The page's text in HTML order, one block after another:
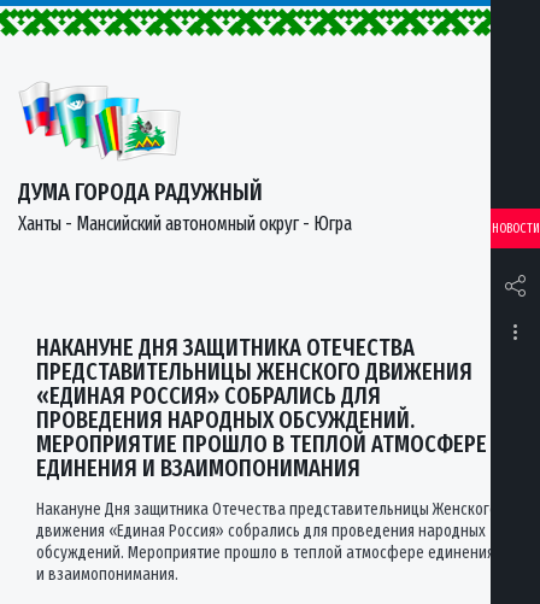
ДУМА ГОРОДА РАДУЖНЫЙ
Ханты - Мансийский автономный округ - Югра НОВОСТИ
НАКАНУНЕ ДНЯ ЗАЩИТНИКА ОТЕЧЕСТВА
ПРЕДСТАВИТЕЛЬНИЦЫ ЖЕНСКОГО ДВИЖЕНИЯ
«ЕДИНАЯ РОССИЯ» СОБРАЛИСЬ ДЛЯ
ПРОВЕДЕНИЯ НАРОДНЫХ ОБСУЖДЕНИЙ.
МЕРОПРИЯТИЕ ПРОШЛО В ТЕПЛОЙ АТМОСФЕРЕ
ЕДИНЕНИЯ И ВЗАИМОПОНИМАНИЯ
Накануне Дня защитника Отечества представительницы Женского
движения «Единая Россия» собрались для проведения народных
обсуждений. Мероприятие прошло в теплой атмосфере единения
и взаимопонимания.